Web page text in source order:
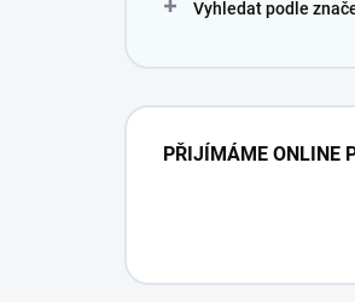
Vyhledat podle
PŘIJÍMÁME ONLINE